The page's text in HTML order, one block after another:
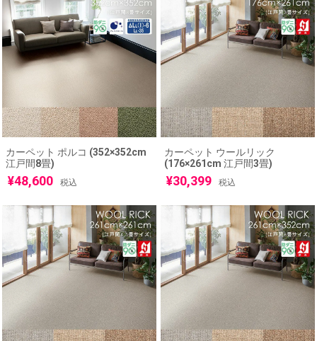
カーペット ポルコ (352×352cm
江戸間8畳)
¥48,600 税込
カーペット ウールリック
(176×261cm 江戸間3畳)
¥30,399 税込